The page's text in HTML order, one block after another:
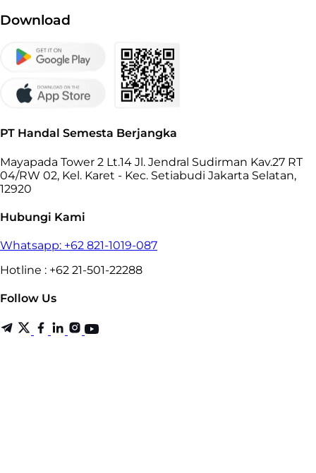
Download
PT Handal Semesta Berjangka
Mayapada Tower 2 Lt.14 Jl. Jendral Sudirman Kav.27 RT
04/RW 02, Kel. Karet - Kec. Setiabudi Jakarta Selatan,
12920
Hubungi Kami
Whatsapp: +62 821-1019-087
Hotline : +62 21-501-22288
Follow Us